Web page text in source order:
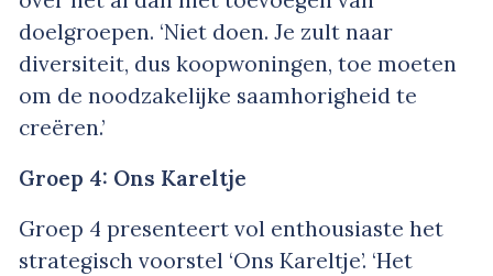
doelgroepen. ‘Niet doen. Je zult naar
diversiteit, dus koopwoningen, toe moeten
om de noodzakelijke saamhorigheid te
creëren.’
Groep 4: Ons Kareltje
Groep 4 presenteert vol enthousiaste het
strategisch voorstel ‘Ons Kareltje’. ‘Het